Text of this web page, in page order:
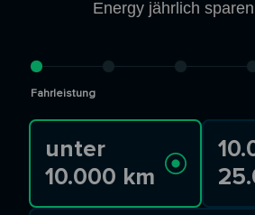
Energy jährlich
Fahrleistung
unter
10.000 km